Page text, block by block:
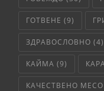
ГОТВЕНЕ (9)
ЗДРАВОСЛОВНО (4)
КАЙМА (9)
КАЧЕСТВЕНО МЕСО